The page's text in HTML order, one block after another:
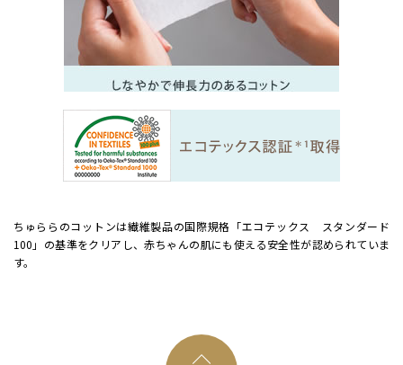
ちゅららのコットンは繊維製品の国際規格「エコテックス スタンダード
100」の基準をクリアし、赤ちゃんの肌にも使える安全性が認められていま
す。